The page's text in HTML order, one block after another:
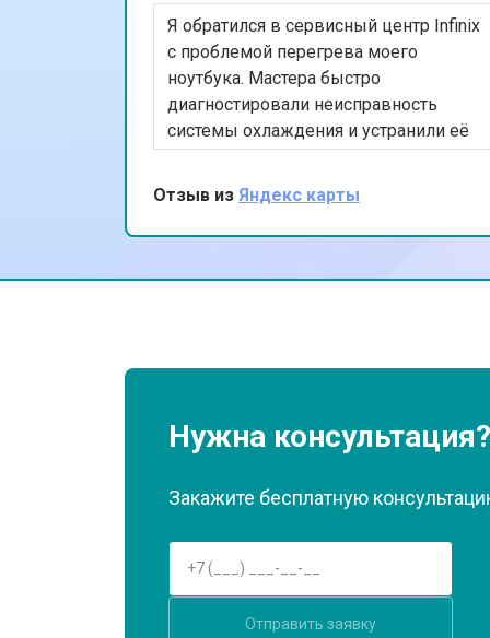
Замена матрицы ноутбука Infinix
Замена Wi-Fi ноутбука Infinix
Ремонт цепи питания
Замена звуковой карты
Замена микрофона
Замена оперативной памяти
Прошивка BIOS ноутбука Infinix
Я обратился в сервисный центр Infinix
с проблемой перегрева моего
ноутбука. Мастера быстро
диагностировали неисправность
системы охлаждения и устранили её
в тот же день. Я впечатлен
оперативностью и качеством работы.
Мой ноутбук теперь работает как
новый. Спасибо за ваш
Отзыв из Яндекс карты
Нужна консультация?
Закажите бесплатную
Отправить заявку